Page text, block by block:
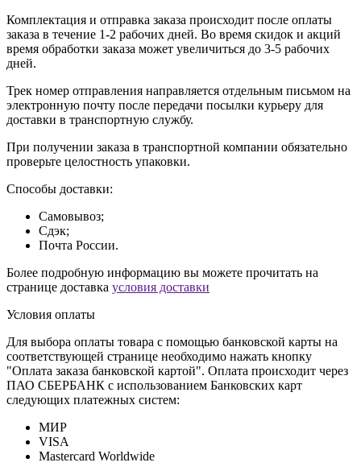
Комплектация и отправка заказа происходит после оплаты
заказа в течение 1-2 рабочих дней. Во время скидок и акций
время обработки заказа может увеличиться до 3-5 рабочих
дней.
Трек номер отправления направляется отдельным письмом на
электронную почту после передачи посылки курьеру для
доставки в транспортную службу.
При получении заказа в транспортной компании обязательно
проверьте целостность упаковки.
Способы доставки:
Самовывоз;
Сдэк;
Почта России.
Более подробную информацию вы можете прочитать на
странице доставка условия доставки
Условия оплаты
Для выбора оплаты товара с помощью банковской карты на
соответствующей странице необходимо нажать кнопку
"Оплата заказа банковской картой". Оплата происходит через
ПАО СБЕРБАНК с использованием Банковских карт
следующих платежных систем:
МИР
VISA
Mastercard Worldwide